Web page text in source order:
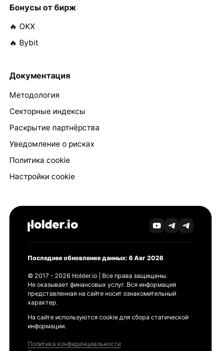
Бонусы от бирж
🔥 OKX
🔥 Bybit
Документация
Методология
Секторные индексы
Раскрытие партнёрства
Уведомление о рисках
Политика cookie
Настройки cookie
Последнее обновление данных: 6 Авг 2026
© 2017 - 2026 Holder.io | Все права защищены.
Не оказывает финансовых услуг. Вся информация
представленная на сайте носит ознакомительный
характер.
На сайте используются cookie для сбора статической
информации.
Политика конфиденциальности